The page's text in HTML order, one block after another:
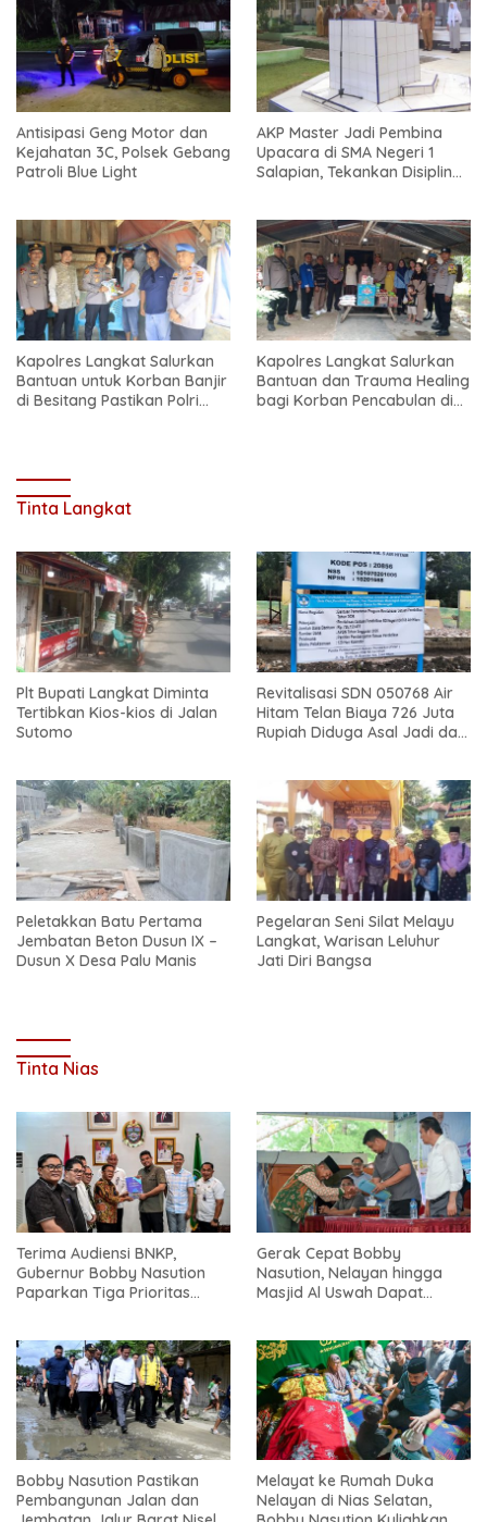
Antisipasi Geng Motor dan
Kejahatan 3C, Polsek Gebang
Patroli Blue Light
AKP Master Jadi Pembina
Upacara di SMA Negeri 1
Salapian, Tekankan Disiplin
Kapolres Langkat Salurkan
Bantuan untuk Korban Banjir
di Besitang Pastikan Polri
Kapolres Langkat Salurkan
Bantuan dan Trauma Healing
bagi Korban Pencabulan di
Tinta Langkat
Plt Bupati Langkat Diminta
Tertibkan Kios-kios di Jalan
Sutomo
Revitalisasi SDN 050768 Air
Hitam Telan Biaya 726 Juta
Rupiah Diduga Asal Jadi dan
Peletakkan Batu Pertama
Jembatan Beton Dusun IX –
Dusun X Desa Palu Manis
Pegelaran Seni Silat Melayu
Langkat, Warisan Leluhur
Jati Diri Bangsa
Tinta Nias
Terima Audiensi BNKP,
Gubernur Bobby Nasution
Paparkan Tiga Prioritas
Gerak Cepat Bobby
Nasution, Nelayan hingga
Masjid Al Uswah Dapat
Bobby Nasution Pastikan
Pembangunan Jalan dan
Melayat ke Rumah Duka
Nelayan di Nias Selatan,